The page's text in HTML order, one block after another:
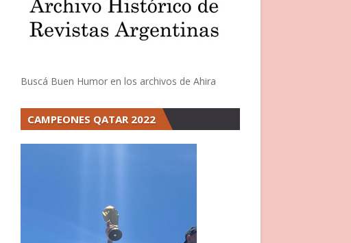
Buscá Buen Humor en los archivos de Ahira
CAMPEONES QATAR 2022